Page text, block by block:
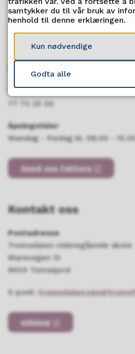
Servicetorget
Telefon
77 75 25 00
Åpningstider
Mandag - fredag kl. 08.00 - 15.30
Send oss faktura
Kontakt oss
Postadresse
Tromsdalen videregående skole
Marsvegen 13
9024 Tomasjord
E-post:
eDialog
samtykker du til vår bruk av
henhold til denne erklæringen.
Kun nødvendige
Godta alle